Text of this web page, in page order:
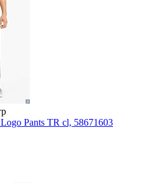
Pants TR cl, 58671603